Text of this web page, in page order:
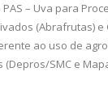
– Uva para
(Abrafrutas)
ao uso de
SMC e